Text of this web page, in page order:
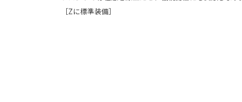
［Zに標準装備］